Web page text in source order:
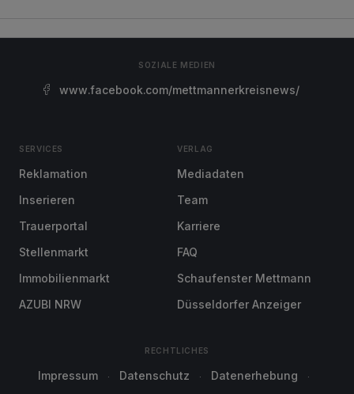
SOZIALE MEDIEN
www.facebook.com/mettmannerkreisnews/
SERVICES
Reklamation
Inserieren
Trauerportal
Stellenmarkt
Immobilienmarkt
AZUBI NRW
VERLAG
Mediadaten
Team
Karriere
FAQ
Schaufenster Mettmann
Düsseldorfer Anzeiger
RECHTLICHES
Impressum Datenschutz Datenerhebung